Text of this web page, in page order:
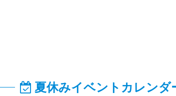
夏休みイベントカレンダ